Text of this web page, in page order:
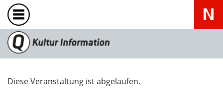
Diese Veranstaltung ist abgelaufen.